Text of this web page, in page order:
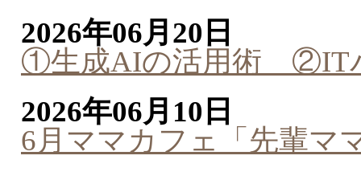
2026年06月20日
①生成AIの活用術 ②IT
2026年06月10日
6月ママカフェ「先輩マ